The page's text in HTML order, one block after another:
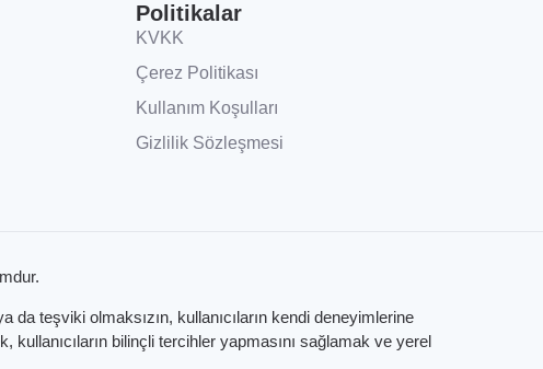
Politikalar
KVKK
Çerez Politikası
Kullanım Koşulları
Gizlilik Sözleşmesi
teşviki olmaksızın, kullanıcıların kendi deneyimlerine
bilinçli tercihler yapmasını sağlamak ve yerel